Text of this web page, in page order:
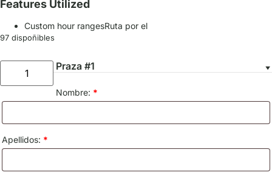
Features Utilized
Custom hour rangesRuta por el
97 dispoñibles
Praza #1
Nombre: *
Apellidos: *